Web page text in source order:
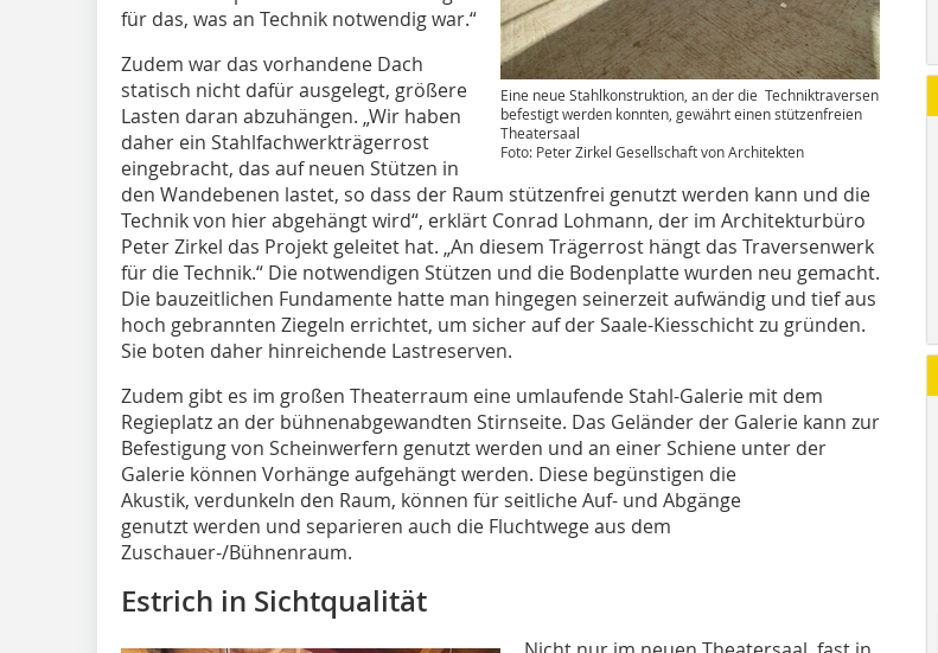
Eine neue Stahlkonstruktion, an der die Techniktraversen
befestigt werden konnten, gewährt einen stützenfreien
Theatersaal
Foto: Peter Zirkel Gesellschaft von Architekten
für das, was an Technik notwendig war.“
Zudem war das vorhandene Dach
statisch nicht dafür ausgelegt, größere
Lasten daran abzuhängen. „Wir haben
daher ein Stahlfachwerkträgerrost
eingebracht, das auf neuen Stützen in
den Wandebenen lastet, so dass der Raum stützenfrei genutzt werden kann und die
Technik von hier abgehängt wird“, erklärt Conrad Lohmann, der im Architekturbüro
Peter Zirkel das Projekt geleitet hat. „An diesem Trägerrost hängt das Traversenwerk
für die Technik.“ Die notwendigen Stützen und die Bodenplatte wurden neu gemacht.
Die bauzeitlichen Fundamente hatte man hingegen seinerzeit aufwändig und tief aus
hoch gebrannten Ziegeln errichtet, um sicher auf der Saale-Kiesschicht zu gründen.
Sie boten daher hinreichende Lastreserven.
Zudem gibt es im großen Theaterraum eine umlaufende Stahl-Galerie mit dem
Regieplatz an der bühnenabgewandten Stirnseite. Das Geländer der Galerie kann zur
Befestigung von Scheinwerfern genutzt werden und an einer Schiene unter der
Galerie können Vorhänge aufgehängt werden. Diese begünstigen die
Akustik, verdunkeln den Raum, können für seitliche Auf- und Abgänge
genutzt werden und separieren auch die Fluchtwege aus dem
Zuschauer-/Bühnenraum.
Estrich in Sichtqualität